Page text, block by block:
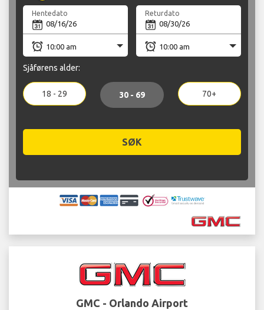
Hentedato Returdato
Sjåførens alder:
18 - 29 30 - 69 70+
SØK
GMC - Orlando Airport